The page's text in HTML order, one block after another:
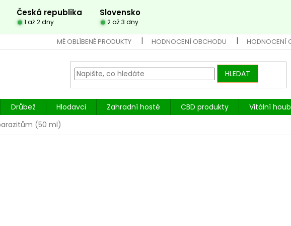
Česká republika Slovensko
1 až 2 dny 2 až 3 dny
MÉ OBLÍBENÉ PRODUKTY HODNOCENÍ OBCHODU HODNOCENÍ
HLEDAT
Drůbež Hlodavci Zahradní hosté CBD produkty Vitální
(50 ml)